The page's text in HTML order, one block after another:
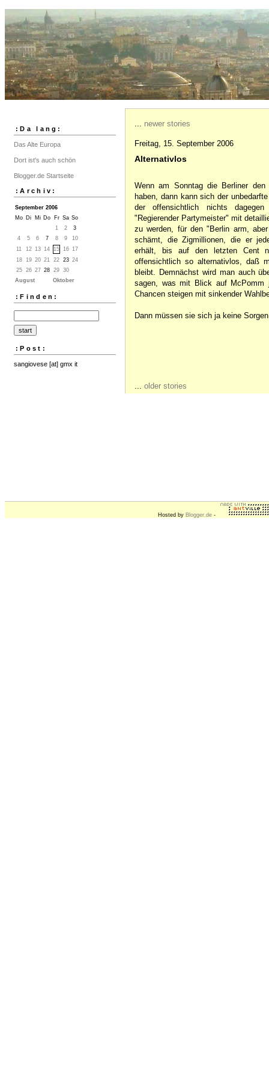
:Da lang:
Das Alte Europa
Dort ist's auch schön
Blogger.de Startseite
:Archiv:
September 2006
Mo Di Mi Do Fr Sa So
1
2
3
4
5 6 7 8 9
10
11
12 13 14 15 16
17
18
19 20 21 22 23 24
25
26 27 28 29 30
August
Oktober
:Finden:
:Post:
sangiovese [at] gmx it
... newer stories
Freitag, 15. September 2006
Alternativlos
Wenn am Sonntag die Berliner
haben, dann kann sich der
der offensichtlich nichts
"Regierender Partymeister" mit
zu werden, für den "Berlin arm,
schämt, die Zigmillionen, die er
erhält, bis auf den letzten Cent
offensichtlich so alternativlos, daß
bleibt. Demnächst wird man auch
sagen, was mit Blick auf McPomm
Chancen steigen mit sinkender
Dann müssen sie sich ja keine
... older stories
Hosted by Blogger.de-